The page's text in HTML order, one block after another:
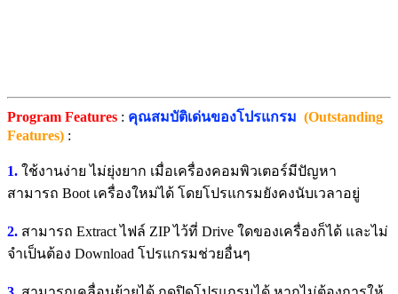
Program Features : คุณสมบัติเด่นของโปรแกรม (Outstanding
Features) :
1. ใช้งานง่าย ไม่ยุ่งยาก เมื่อเครื่องคอมพิวเตอร์มีปัญหา
สามารถ Boot เครื่องใหม่ได้ โดยโปรแกรมยังคงนับเวลาอยู่
2. สามารถ Extract ไฟล์ ZIP ไว้ที่ Drive ใดของเครื่องก็ได้ และไม่
จำเป็นต้อง Download โปรแกรมช่วยอื่นๆ